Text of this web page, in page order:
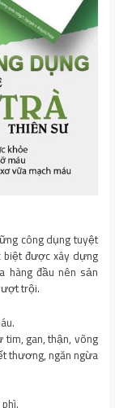
công dụng tuyệt
biệt được xây dựng
hàng đầu nên sản
trội.
gan, thận, võng
thương, ngăn ngừa